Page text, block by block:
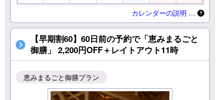
カレンダーの説明 …
【早期割60】60日前の予約で「恵みまるごと
御膳」 2,200円OFF＋レイトアウト11時
恵みまるごと御膳プラン